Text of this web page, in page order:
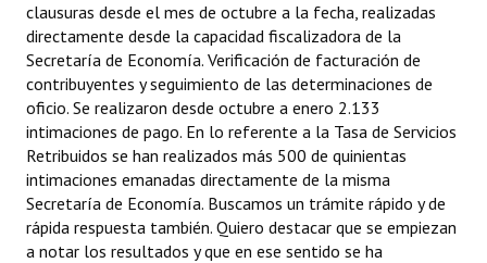
clausuras desde el mes de octubre a la fecha, realizadas
directamente desde la capacidad fiscalizadora de la
Secretaría de Economía. Verificación de facturación de
contribuyentes y seguimiento de las determinaciones de
oficio. Se realizaron desde octubre a enero 2.133
intimaciones de pago. En lo referente a la Tasa de Servicios
Retribuidos se han realizados más 500 de quinientas
intimaciones emanadas directamente de la misma
Secretaría de Economía. Buscamos un trámite rápido y de
rápida respuesta también. Quiero destacar que se empiezan
a notar los resultados y que en ese sentido se ha